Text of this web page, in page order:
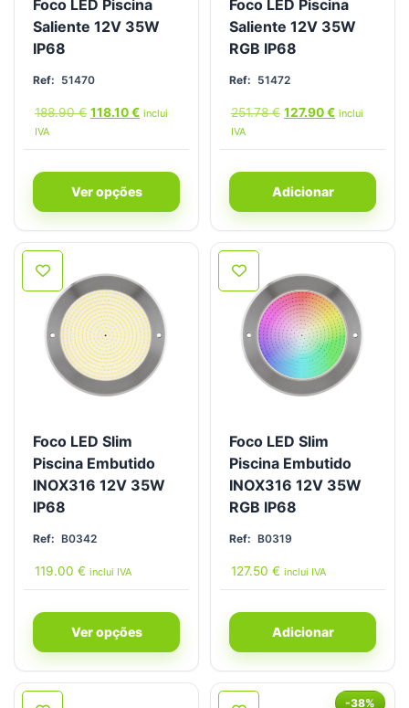
Foco LED Piscina
Saliente 12V 35W
IP68
Ref: 51470
188.90€ 118.10€ inclui
IVA
Ver opções
Foco LED Piscina
Saliente 12V 35W
RGB IP68
Ref: 51472
251.78€ 127.90€ inclui
IVA
Adicionar
Foco LED Slim
Piscina Embutido
INOX316 12V 35W
IP68
Ref: B0342
119.00 € inclui IVA
Ver opções
Foco LED Slim
Piscina Embutido
INOX316 12V 35W
RGB IP68
Ref: B0319
127.50 € inclui IVA
Adicionar
-38%